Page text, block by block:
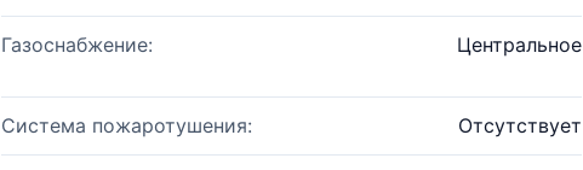
Газоснабжение: Центральное
Система пожаротушения: Отсутствует